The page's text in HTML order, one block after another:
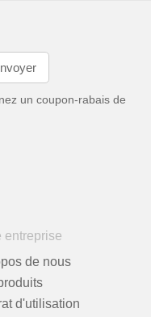
un coupon-rabais de
entreprise
de nous
d'utilisation